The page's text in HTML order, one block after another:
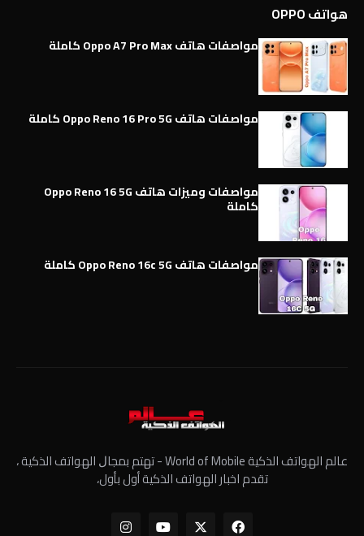
هواتف OPPO
مواصفات هاتف Oppo A7 Pro Max كاملة
مواصفات هاتف Oppo Reno 16 Pro 5G كاملة
مواصفات وميزات هاتف Oppo Reno 16 5G
كاملة
مواصفات هاتف Oppo Reno 16c 5G كاملة
عالم الهواتف الذكية World of Mobile - ﺗﻬﺘﻢ ﺑﻤﺠﺎﻝ الهواتف الذكية ،
تقدم اخبار الهواتف الذكية أول بأول،